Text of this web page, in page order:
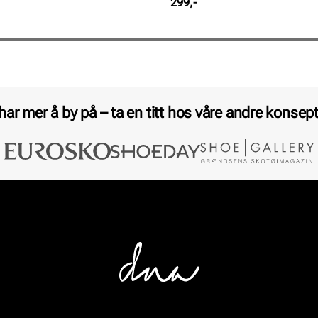
mer å by på – ta en titt hos våre andre